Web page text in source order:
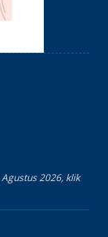
2026, klik